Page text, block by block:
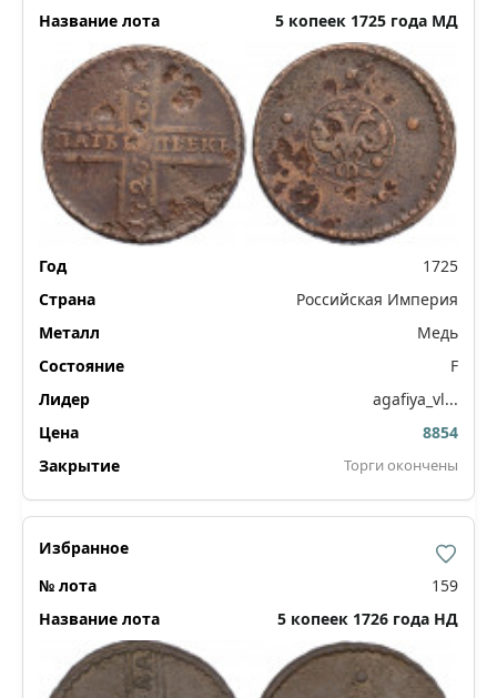
5 копеек 1725 года МД
1725
Российская Империя
Медь
F
agafiya_vl...
8854
Торги окончены
159
5 копеек 1726 года НД